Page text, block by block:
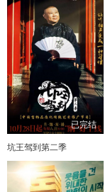
已完结
坑王驾到第二季